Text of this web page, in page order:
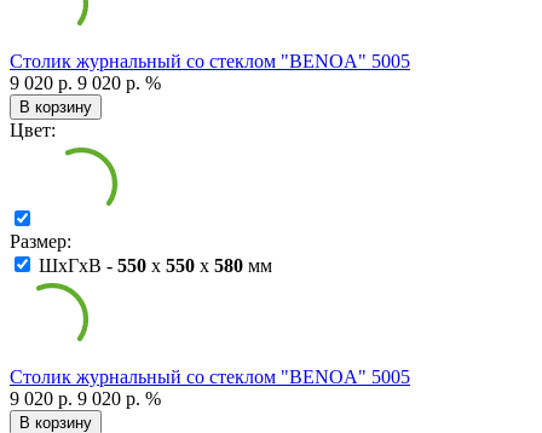
Столик журнальный со стеклом "BENOA" 5005
9 020 р. 9 020 р. %
В корзину
Цвет:
Размер:
ШxГxВ - 550 x 550 x 580 мм
Столик журнальный со стеклом "BENOA" 5005
9 020 р. 9 020 р. %
В корзину